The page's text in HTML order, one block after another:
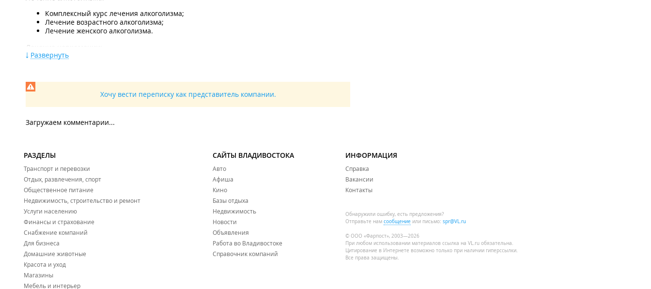
Комплексный курс лечения алкоголизма;
Лечение возрастного алкоголизма;
Лечение женского алкоголизма.
Лечение наркомании:
Лечение подростковой наркомании.
Лечение зависимости от ставок на спорт;
Реабилитация абсолютно конфиденциальна, не ставим на учет, данные никуда не передаются;
Более 300 реальных отзывов на независимых источниках;
Комфортабельные палаты и сбалансированное здоровое питание;
Безопасность, исключены любые методы давления на пациентов;
Круглосуточное наблюдение специалистами;
Психологическая поддержка родственников пациента, регулярные отчеты по лечебному процессу.
Развернуть
Хочу вести переписку как представитель компании.
Загружаем комментарии...
РАЗДЕЛЫ
Транспорт и перевозки
Отдых, развлечения, спорт
Общественное питание
Недвижимость, строительство и ремонт
Услуги населению
Финансы и страхование
Снабжение компаний
Для бизнеса
Домашние животные
Красота и уход
Магазины
Мебель и интерьер
САЙТЫ ВЛАДИВОСТОКА
Авто
Афиша
Кино
Базы отдыха
Недвижимость
Новости
Объявления
Работа во Владивостоке
Справочник компаний
ИНФОРМАЦИЯ
Справка
Вакансии
Контакты
Обнаружили ошибку, есть предложения?
Отправьте нам сообщение или письмо: spr@VL.ru
© ООО «Фарпост», 2003—2026
При любом использовании материалов ссылка на VL.ru обязательна.
Цитирование в Интернете возможно только при наличии гиперссылки.
Все права защищены.